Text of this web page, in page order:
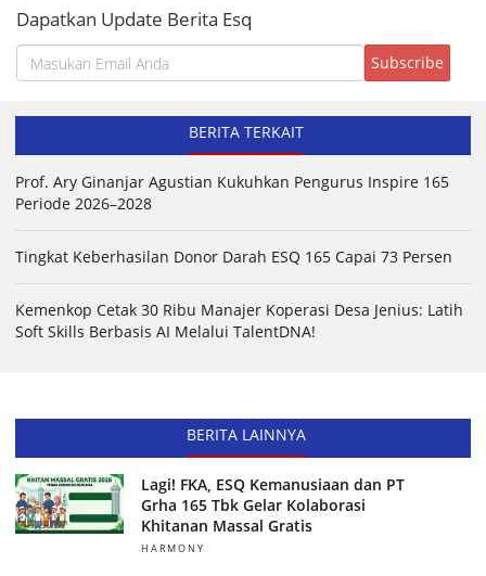
Dapatkan Update Berita Esq
BERITA TERKAIT
Prof. Ary Ginanjar Agustian Kukuhkan Pengurus Inspire 165
Periode 2026–2028
Tingkat Keberhasilan Donor Darah ESQ 165 Capai 73 Persen
Kemenkop Cetak 30 Ribu Manajer Koperasi Desa Jenius: Latih
Soft Skills Berbasis AI Melalui TalentDNA!
BERITA LAINNYA
Lagi! FKA, ESQ Kemanusiaan dan PT
Grha 165 Tbk Gelar Kolaborasi
Khitanan Massal Gratis
HARMONY